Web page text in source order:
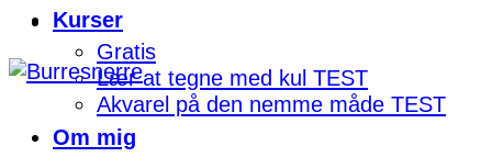
Kurser
Gratis
Lær at tegne med kul TEST
Akvarel på den nemme måde TEST
Om mig